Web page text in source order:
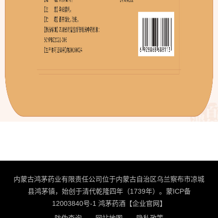
内蒙古鸿茅药业有限责任公司位于内蒙古自治区乌兰察布市凉城
县鸿茅镇，始创于清代乾隆四年（1739年）。 蒙ICP备
12003840号-1 鸿茅药酒【企业官网】